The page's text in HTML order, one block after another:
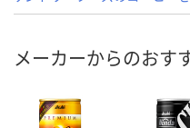
メーカーからのおす